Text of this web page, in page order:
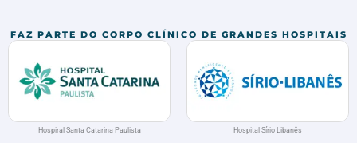
FAZ PARTE DO CORPO CLÍNICO DE GRANDES HOSPITAIS
Hospital Sírio Libanês Hospital Vila Nova Star Rede Dor